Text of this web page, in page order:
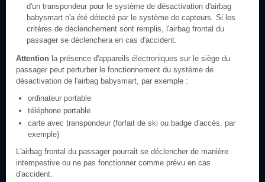
d'un transpondeur pour le système de désactivation d'airbag
babysmart n'a été détecté par le système de capteurs. Si les
critères de déclenchement sont remplis, l'airbag frontal du
passager se déclenchera en cas d'accident.
Attention la présence d'appareils électroniques sur le siège du
passager peut perturber le fonctionnement du système de
désactivation de l'airbag babysmart, par exemple :
ordinateur portable
téléphone portable
carte avec transpondeur (forfait de ski ou badge d'accès, par
exemple)
L'airbag frontal du passager pourrait se déclencher de manière
intempestive ou ne pas fonctionner comme prévu en cas
d'accident.